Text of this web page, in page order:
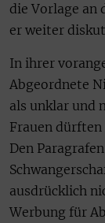
die Vorlage an
er weiter
In ihrer
Abgeordnete
als unklar und
Frauen
Den
ausdrücklich
Werbung für